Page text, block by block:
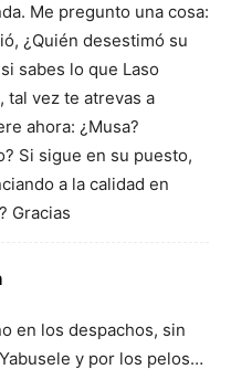
Me pregunto una cosa:
¿Quién desestimó su
sabes lo que Laso
tal vez te atrevas a
ahora: ¿Musa?
Si sigue en su puesto,
a la calidad en
Gracias
en los despachos, sin
y por los pelos…